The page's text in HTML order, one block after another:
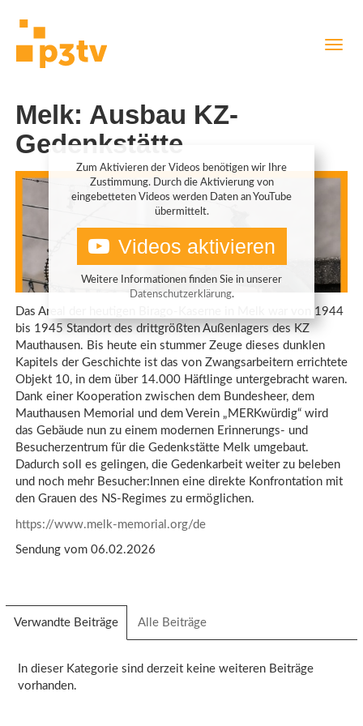
Melk: Ausbau KZ-
Gedenkstätte
Zum Aktivieren der Videos benötigen wir Ihre
Zustimmung. Durch die Aktivierung von
eingebetteten Videos werden Daten an YouTube
übermittelt.
Videos aktivieren
Weitere Informationen finden Sie in unserer
Datenschutzerklärung.
Das Areal der heutigen Birago-Kaserne in Melk war von 1944
bis 1945 Standort des drittgrößten Außenlagers des KZ
Mauthausen. Bis heute ein stummer Zeuge dieses dunklen
Kapitels der Geschichte ist das von Zwangsarbeitern errichtete
Objekt 10, in dem über 14.000 Häftlinge untergebracht waren.
Dank einer Kooperation zwischen dem Bundesheer, dem
Mauthausen Memorial und dem Verein „MERKwürdig“ wird
das Gebäude nun zu einem modernen Erinnerungs- und
Besucherzentrum für die Gedenkstätte Melk umgebaut.
Dadurch soll es gelingen, die Gedenkarbeit weiter zu beleben
und noch mehr Besucher:Innen eine direkte Konfrontation mit
den Grauen des NS-Regimes zu ermöglichen.
https://www.melk-memorial.org/de
Sendung vom 06.02.2026
Verwandte Beiträge (aktiver
Reiter)
Alle Beiträge
In dieser Kategorie sind derzeit keine weiteren Beiträge
vorhanden.